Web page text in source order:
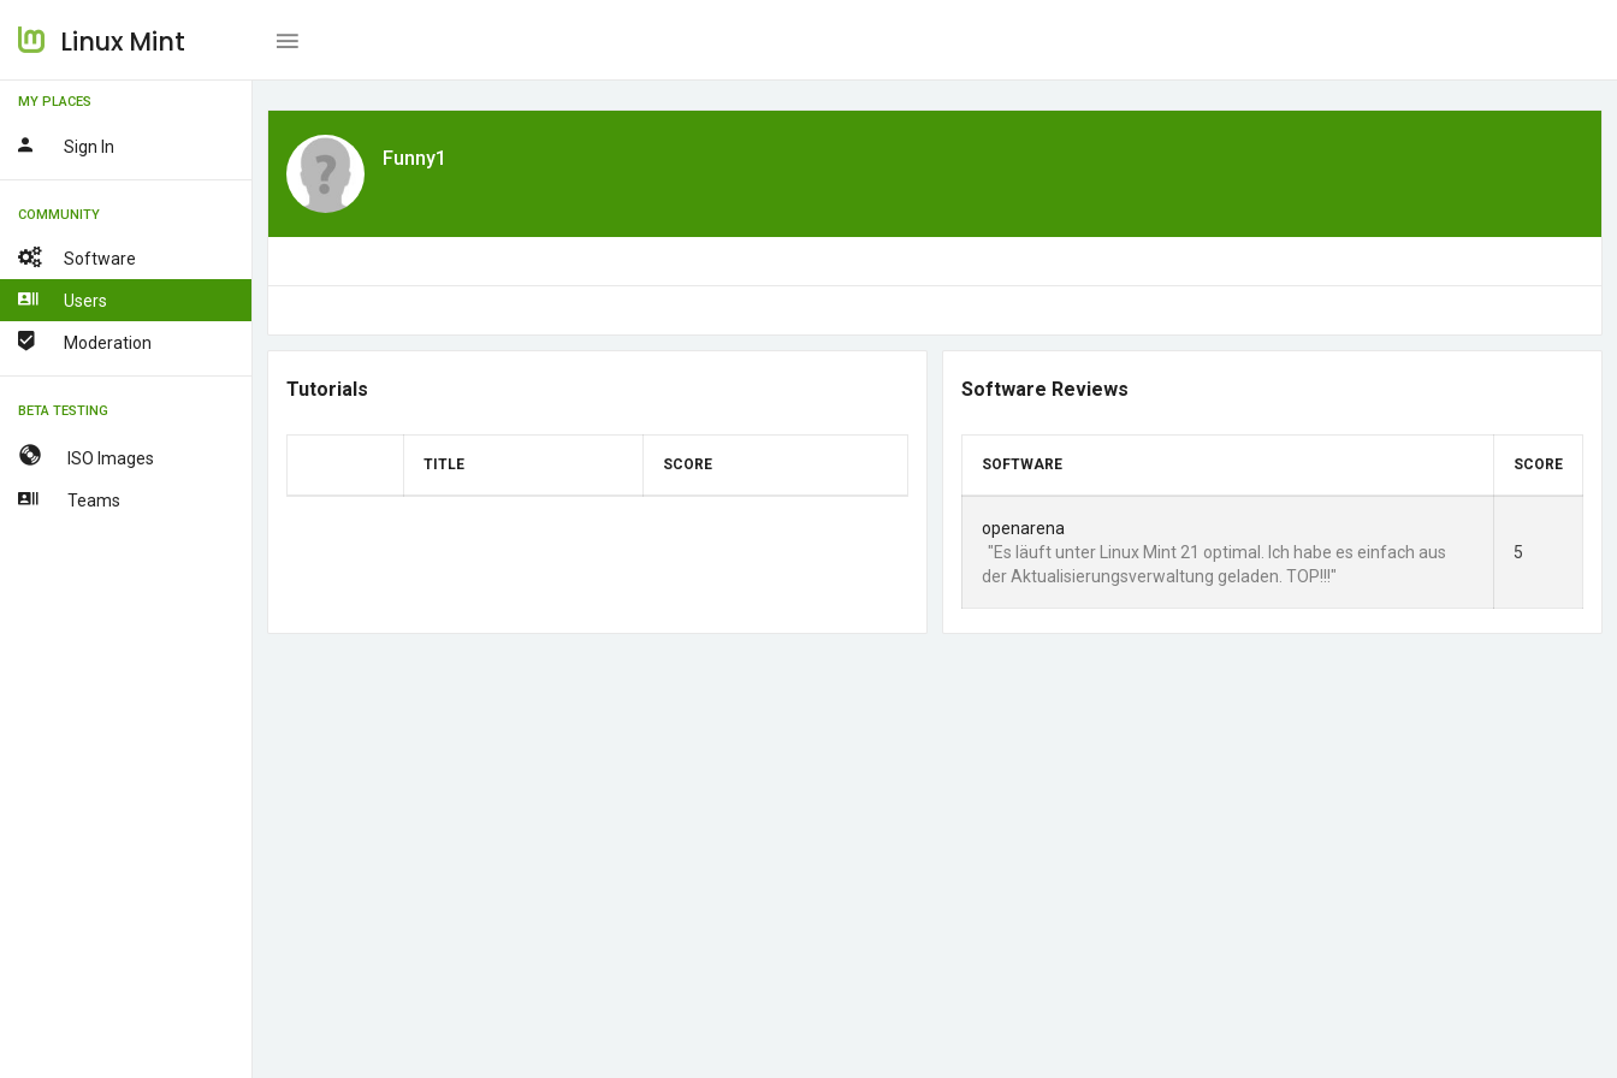
Linux Mint
MY PLACES
Sign In
COMMUNITY
Software
Users
Moderation
BETA TESTING
ISO Images
Teams
Funny1
Tutorials
TITLE SCORE
Software Reviews
SOFTWARE SCORE
openarena
"Es läuft unter Linux Mint 21 optimal. Ich habe es einfach aus
der Aktualisierungsverwaltung geladen. TOP!!!"
5